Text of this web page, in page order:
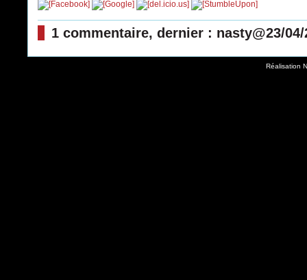
1 commentaire, dernier : nasty@23/04/
Réalisation